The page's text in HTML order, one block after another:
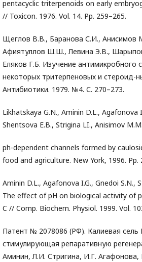
pentacyclic triterpenoids on early
// Toxicon. 1976. Vol. 14. Pp. 259–265.
Щеглов В.В., Баранова С.И., Анисимов
Афиятуллов Ш.Ш., Левина Э.В.,
Еляков Г.Б. Изучение антимикробного
некоторых тритерпеновых и стероид-
Антибиотики. 1979. №4. С. 270–273.
Likhatskaya G.N., Aminin D.L., Agafonova
Shentsova E.B., Strigina LI., Anisimov
ph-dependent channels formed by
food and agriculture. New York, 1996. Pp.
Aminin D.L., Agafonova I.G., Gnedoi S.N.,
The effect of pH on biological activity of
C // Comp. Biochem. Physiol. 1999. Vol.
Патент № 2078086 (РФ). Калиевая сель
стимулирующая репаративную
Аминин, Л.И. Стригина, И.Г.